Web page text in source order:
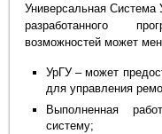
Универсальная Система
разработанного
возможностей может
УрГУ – может
для управления
Выполненная
систему;